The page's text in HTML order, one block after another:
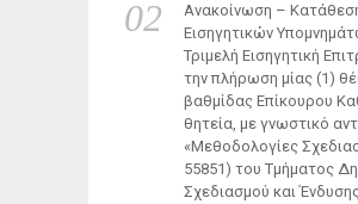
Ανακοίνωση –
Εισηγητικών
Τριμελή Εισηγητική
την πλήρωση μίας (1)
βαθμίδας Επίκουρου
θητεία, με γνωστικό
«Μεθοδολογίες
55851) του Τμήματος
Σχεδιασμού και